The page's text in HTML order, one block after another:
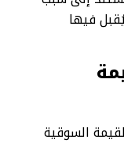
فيها
السوقية